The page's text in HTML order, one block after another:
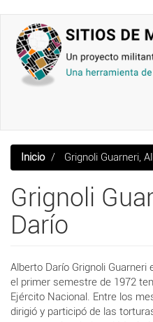
contenido
principal
Inicio Grignoli Guarneri,
Grignoli
Darío
Alberto Darío Grignoli
el primer semestre de 1972
Ejército Nacional. Entre los
dirigió y participó de las